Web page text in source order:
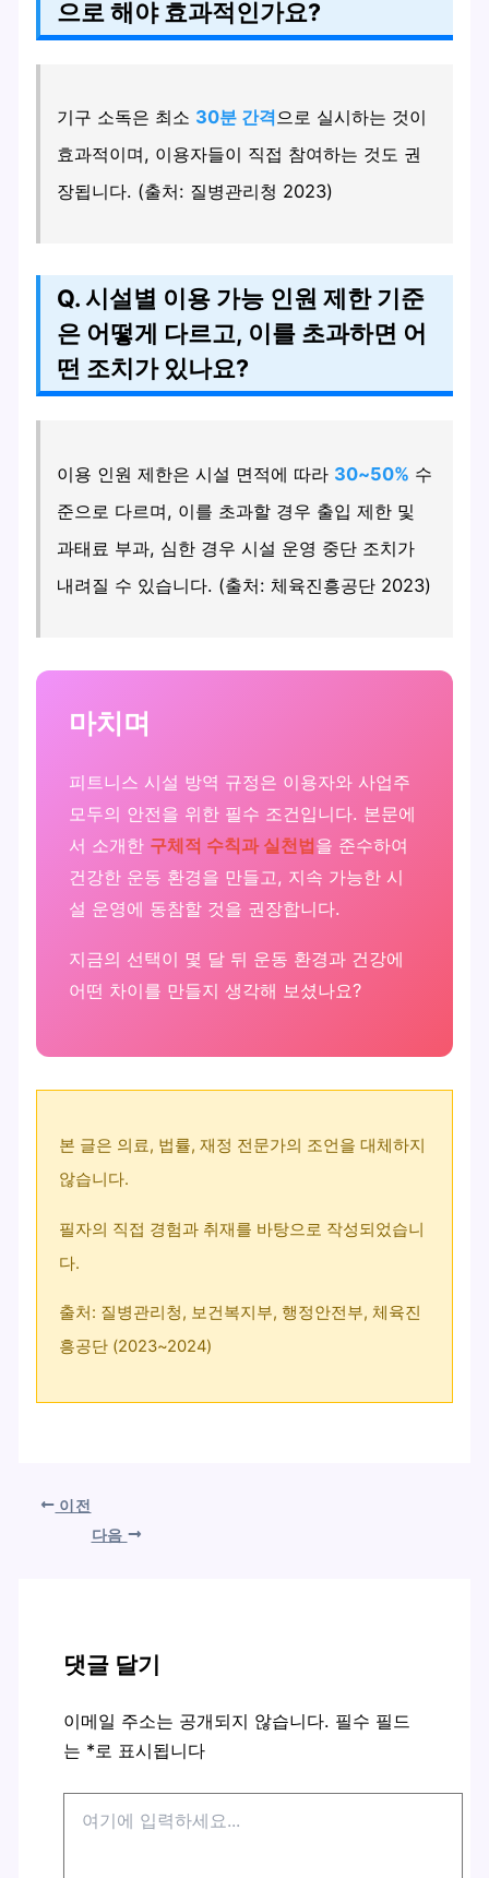
으로 해야 효과적인가요?
기구 소독은 최소 30분 간격으로 실시하는 것이
효과적이며, 이용자들이 직접 참여하는 것도 권
장됩니다. (출처: 질병관리청 2023)
Q. 시설별 이용 가능 인원 제한 기준
은 어떻게 다르고, 이를 초과하면 어
떤 조치가 있나요?
이용 인원 제한은 시설 면적에 따라 30~50% 수
준으로 다르며, 이를 초과할 경우 출입 제한 및
과태료 부과, 심한 경우 시설 운영 중단 조치가
내려질 수 있습니다. (출처: 체육진흥공단 2023)
마치며
피트니스 시설 방역 규정은 이용자와 사업주
모두의 안전을 위한 필수 조건입니다. 본문에
서 소개한 구체적 수칙과 실천법을 준수하여
건강한 운동 환경을 만들고, 지속 가능한 시
설 운영에 동참할 것을 권장합니다.
지금의 선택이 몇 달 뒤 운동 환경과 건강에
어떤 차이를 만들지 생각해 보셨나요?
본 글은 의료, 법률, 재정 전문가의 조언을 대체하지
않습니다.
필자의 직접 경험과 취재를 바탕으로 작성되었습니
다.
출처: 질병관리청, 보건복지부, 행정안전부, 체육진
흥공단 (2023~2024)
이전
다음
댓글 달기
이메일 주소는 공개되지 않습니다. 필수 필드
는 *로 표시됩니다